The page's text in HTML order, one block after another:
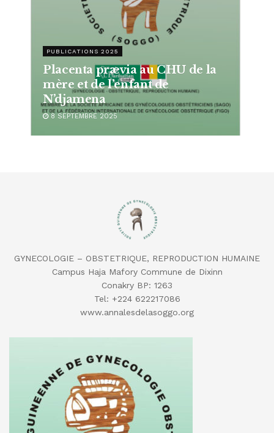
PUBLICATIONS 2025
Placenta prævia au CHU de la
mère et de l’enfant de
N’djamena
8 SEPTEMBRE 2025
GYNECOLOGIE – OBSTETRIQUE, REPRODUCTION HUMAINE
Campus Haja Mafory Commune de Dixinn
Conakry BP: 1263
Tel: ‪+224 622217086‬
‬www.annalesdelasoggo.org